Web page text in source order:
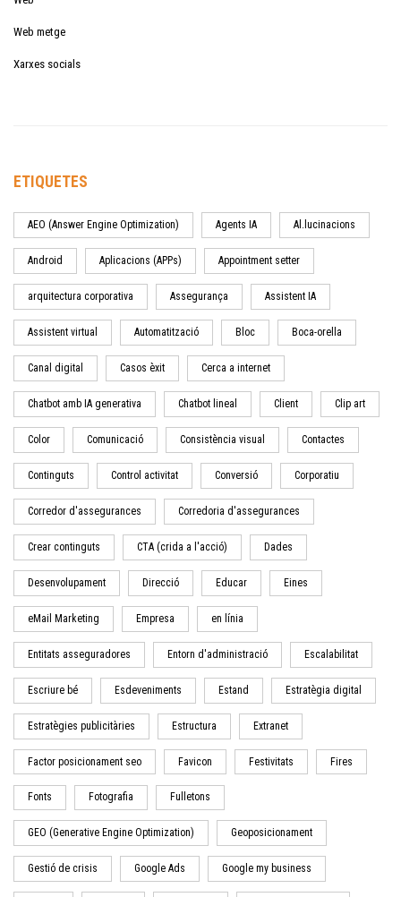
Web metge
Xarxes socials
ETIQUETES
AEO (Answer Engine Optimization) Agents IA Al.lucinacions
Android Aplicacions (APPs) Appointment setter
arquitectura corporativa Assegurança Assistent IA
Assistent virtual Automatització Bloc Boca-orella
Canal digital Casos èxit Cerca a internet
Chatbot amb IA generativa Chatbot lineal Client Clip art
Color Comunicació Consistència visual Contactes
Continguts Control activitat Conversió Corporatiu
Corredor d'assegurances Corredoria d'assegurances
Crear continguts CTA (crida a l'acció) Dades
Desenvolupament Direcció Educar Eines
eMail Marketing Empresa en línia
Entitats asseguradores Entorn d'administració Escalabilitat
Escriure bé Esdeveniments Estand Estratègia digital
Estratègies publicitàries Estructura Extranet
Factor posicionament seo Favicon Festivitats Fires
Fonts Fotografia Fulletons
GEO (Generative Engine Optimization) Geoposicionament
Gestió de crisis Google Ads Google my business